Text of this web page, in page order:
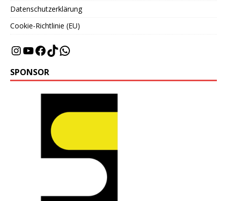
Datenschutzerklärung
Cookie-Richtlinie (EU)
SPONSOR